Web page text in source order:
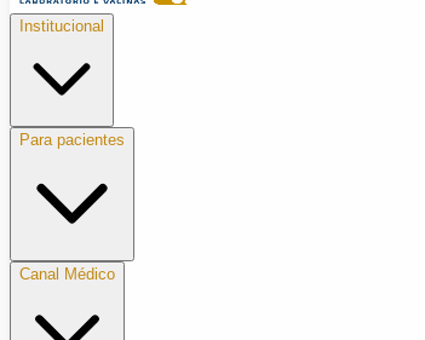
Institucional
Para pacientes
Canal Médico